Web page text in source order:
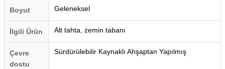
Boyut Geleneksel
İlgili Ürün Alt tahta, zemin tabanı
Çevre
dostu
Sürdürülebilir Kaynaklı Ahşaptan Yapılmış